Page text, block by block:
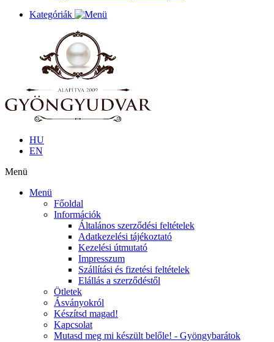
Kategóriák
HU
EN
Menü
Menü
Főoldal
Információk
Általános szerződési feltételek
Adatkezelési tájékoztató
Kezelési útmutató
Impresszum
Szállítási és fizetési feltételek
Elállás a szerződéstől
Ötletek
Ásványokról
Készítsd magad!
Kapcsolat
Mutasd meg mi készült belőle! - Gyöngybarátok